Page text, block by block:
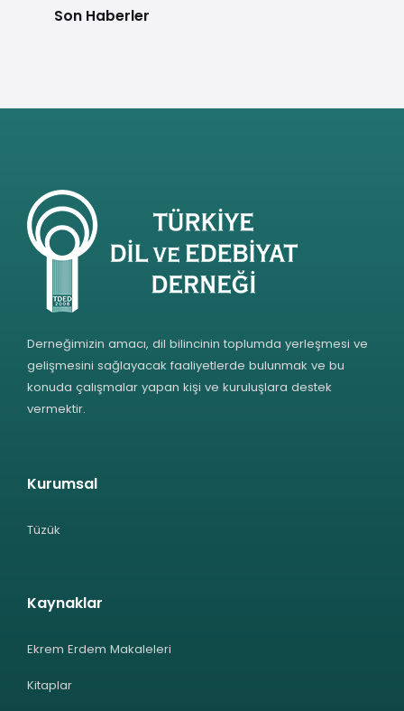
Son Haberler
Derneğimizin amacı, dil bilincinin toplumda yerleşmesi ve
gelişmesini sağlayacak faaliyetlerde bulunmak ve bu
konuda çalışmalar yapan kişi ve kuruluşlara destek
vermektir.
Kurumsal
Tüzük
Kaynaklar
Ekrem Erdem Makaleleri
Kitaplar